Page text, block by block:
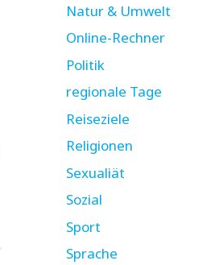
Natur & Umwelt
Online-Rechner
Politik
regionale Tage
Reiseziele
Religionen
Sexualiät
Sozial
Sport
Sprache